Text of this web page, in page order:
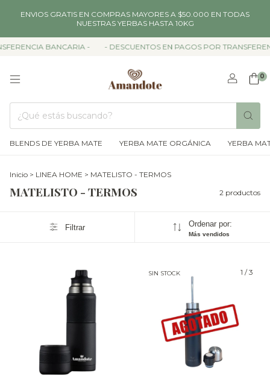
ENVIOS GRATIS EN COMPRAS MAYORES A $50.000 EN TODAS
NUESTRAS YERBAS HASTA 10KG
BANCARIA - - DESCUENTOS EN PAGOS POR
0
BLENDS DE YERBA MATE YERBA MATE ORGÁNICA YERBA
Inicio > LINEA HOME > MATELISTO - TERMOS
MATELISTO - TERMOS 2 productos
Filtrar Ordenar por:
Más vendidos
1 /3
SIN STOCK